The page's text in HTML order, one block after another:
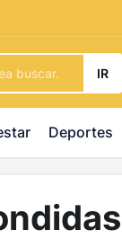
giriş
IR
Deportes